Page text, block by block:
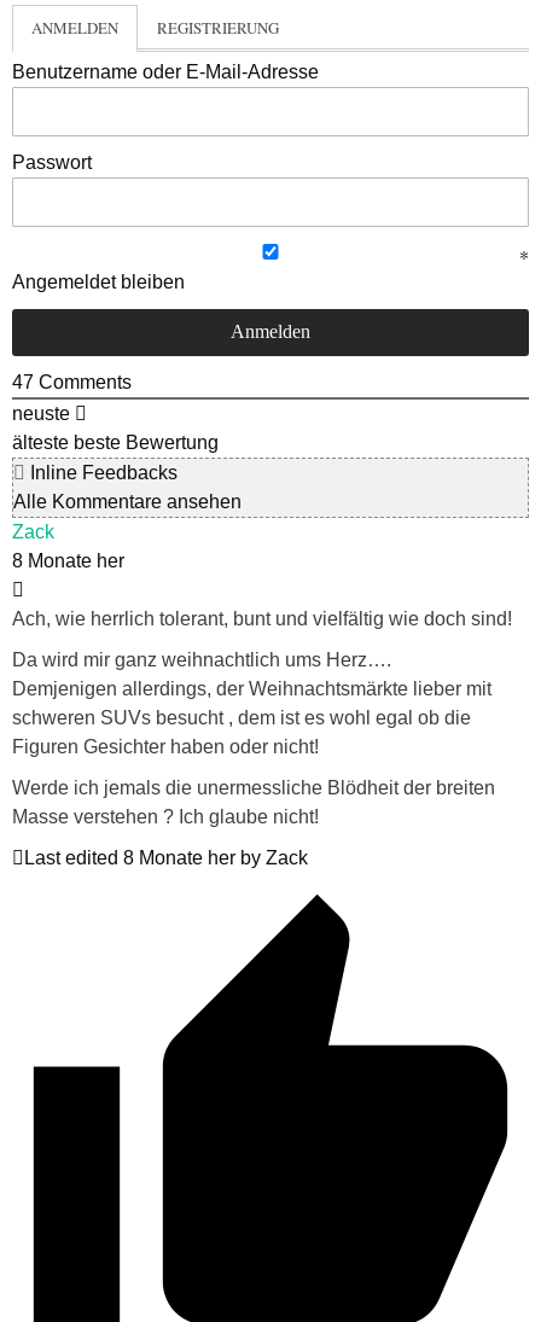
ANMELDEN REGISTRIERUNG
Benutzername oder E-Mail-Adresse
Passwort
Angemeldet bleiben
47 Comments
neuste
älteste beste Bewertung
Inline Feedbacks
Alle Kommentare ansehen
Zack
8 Monate her
Ach, wie herrlich tolerant, bunt und vielfältig wie doch sind!
Da wird mir ganz weihnachtlich ums Herz….
Demjenigen allerdings, der Weihnachtsmärkte lieber mit
schweren SUVs besucht , dem ist es wohl egal ob die
Figuren Gesichter haben oder nicht!
Werde ich jemals die unermessliche Blödheit der breiten
Masse verstehen ? Ich glaube nicht!
Last edited 8 Monate her by Zack